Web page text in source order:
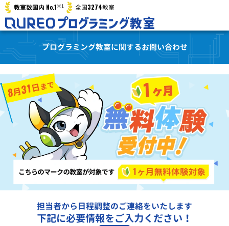
教室数国内 No.1※1 全国3274教室
プログラミング教室に関するお問い合わせ
担当者から日程調整のご連絡をいたします
下記に必要情報をご入力ください！